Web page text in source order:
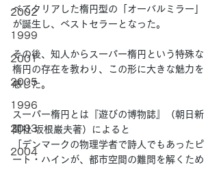
2002
1999
2001
2005
1996
2003
2004
べてクリアした楕円型の「オーバルミラー」
が誕生し、ベストセラーとなった。
その後、知人からスーパー楕円という特殊な
楕円の存在を教わり、この形に大きな魅力を
感じた。
スーパー楕円とは『遊びの博物誌』（朝日新
聞社 坂根巌夫著）によると
「デンマークの物理学者で詩人でもあったピ
ート・ハインが、都市空間の難問を解くため